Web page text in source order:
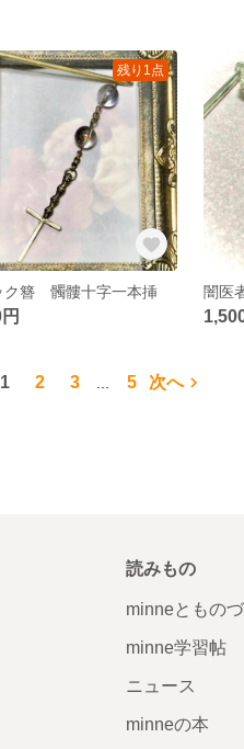
残り1点
ク簪 髑髏十字一本挿 闇医
1 2 3 5 次へ
読みもの
minneともの
minne学習帖
ニュース
minneの本